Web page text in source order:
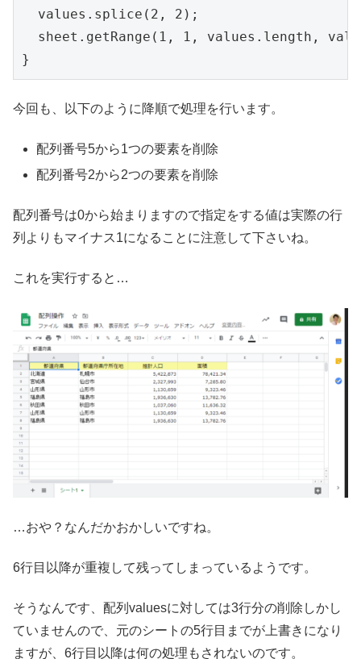
  values.splice(2, 2);
sheet.getRange(1, 1, values.length,
今回も、以下のように降順で処理を行います。
配列番号5から1つの要素を削除
配列番号2から2つの要素を削除
配列番号は0から始まりますので指定をする値は実際の行
列よりもマイナス1になることに注意して下さいね。
これを実行すると…
…おや？なんだかおかしいですね。
6行目以降が重複して残ってしまっているようです。
そうなんです、配列valuesに対しては3行分の削除しかし
ていませんので、元のシートの5行目までが上書きになり
ますが、6行目以降は何の処理もされないのです。